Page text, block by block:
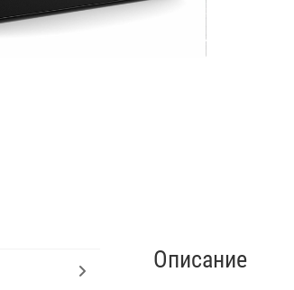
Описание